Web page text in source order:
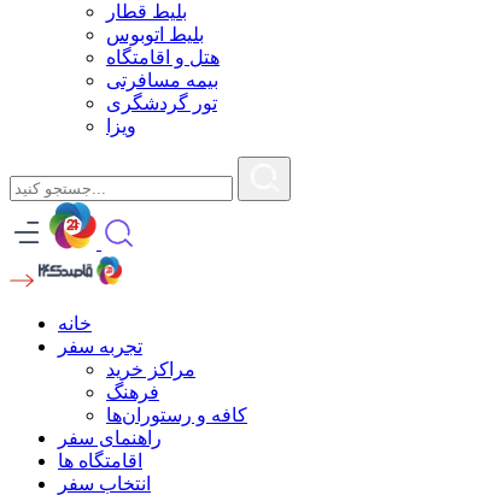
بلیط قطار
بلیط اتوبوس
هتل و اقامتگاه
بیمه مسافرتی
تور گردشگری
ویزا
خانه
تجربه سفر
مراکز خرید
فرهنگ
کافه و رستوران‌ها
راهنمای سفر
اقامتگاه ها
انتخاب سفر